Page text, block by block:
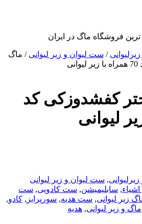
فروشگاه ماگ در ایران
/ ست لیوان و زیر لیوانی / ماگ
کفشدوزکی کد
, ست لیوان و زیر لیوانی
, سابلیمیشن, ست کادویی, ست
زیر لیوانی, ست هدیه, سورپرایز , کادو,
ماگ و زیر لیوانی, هدیه